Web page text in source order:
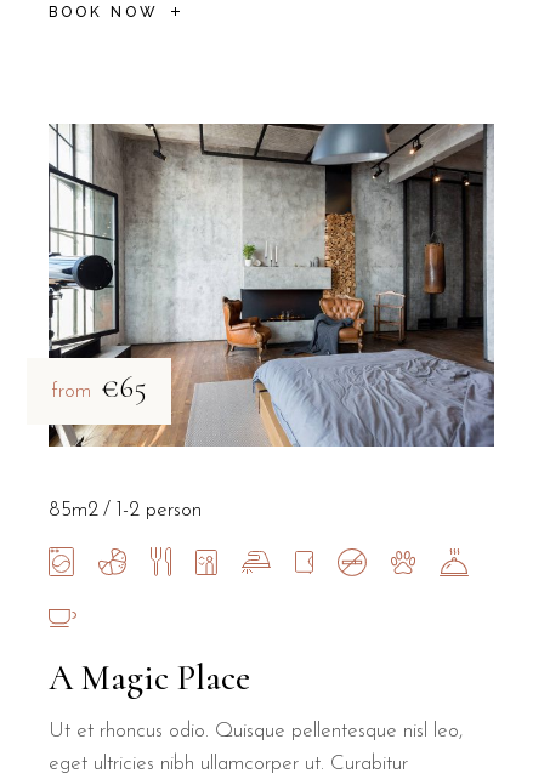
BOOK NOW
from €65
A Magic Place
Ut et rhoncus odio. Quisque pellentesque nisl leo,
eget ultricies nibh ullamcorper ut. Curabitur
85m2 1-2 person